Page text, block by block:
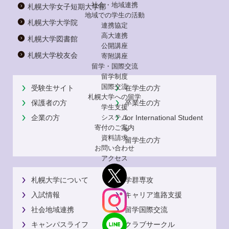
社会・地域連携
地域での学生の活動
連携協定
高大連携
公開講座
寄附講座
留学・国際交流
留学制度
国際交流
札幌大学への留学
学生支援
システム
寄付のご案内
資料請求
お問い合わせ
アクセス
札幌大学女子短期大学部
札幌大学大学院
札幌大学図書館
札幌大学校友会
受験生サイト
在学生の方
保護者の方
卒業生の方
企業の方
for International Student
s
留学生の方
札幌大学について
学群専攻
入試情報
キャリア進路支援
社会地域連携
留学国際交流
キャンパスライフ
クラブサークル